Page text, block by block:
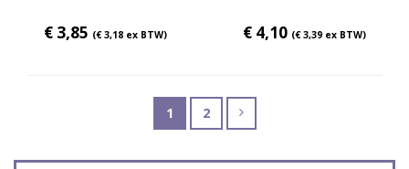
€3,85 (€3,18ex BTW) €4,10 (€3,39ex BTW)
1 2